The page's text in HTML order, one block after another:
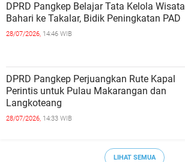
DPRD Pangkep Belajar Tata Kelola Wisata
Bahari ke Takalar, Bidik Peningkatan PAD
28/07/2026, 14:46 WIB
DPRD Pangkep Perjuangkan Rute Kapal
Perintis untuk Pulau Makarangan dan
Langkoteang
28/07/2026, 14:33 WIB
LIHAT SEMUA